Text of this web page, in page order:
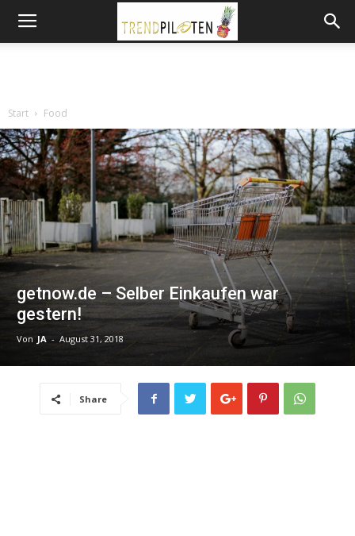
Start Food
getnow.de – Selber Einkaufen war
gestern!
Von JA - August 31, 2018
Share